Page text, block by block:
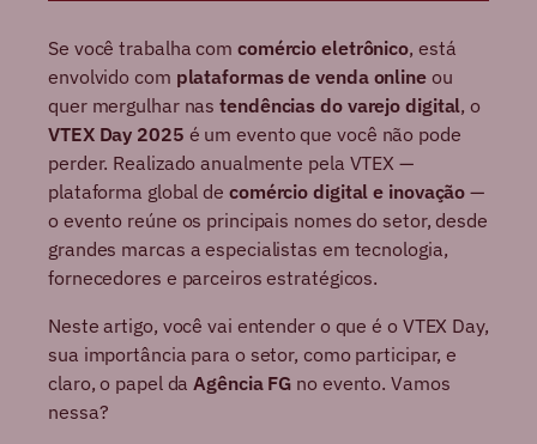
Se você trabalha com comércio eletrônico, está
envolvido com plataformas de venda onlineou
quer mergulhar nastendências do varejo digital, o
VTEX Day 2025 é um evento que você não pode
perder. Realizado anualmente pela VTEX —
plataforma global de comércio digital e inovação —
o evento reúne os principais nomes do setor, desde
grandes marcas a especialistas em tecnologia,
fornecedores e parceiros estratégicos.
Neste artigo, você vai entender o que é o VTEX Day,
sua importância para o setor, como participar, e
claro, o papel da Agência FG no evento. Vamos
nessa?